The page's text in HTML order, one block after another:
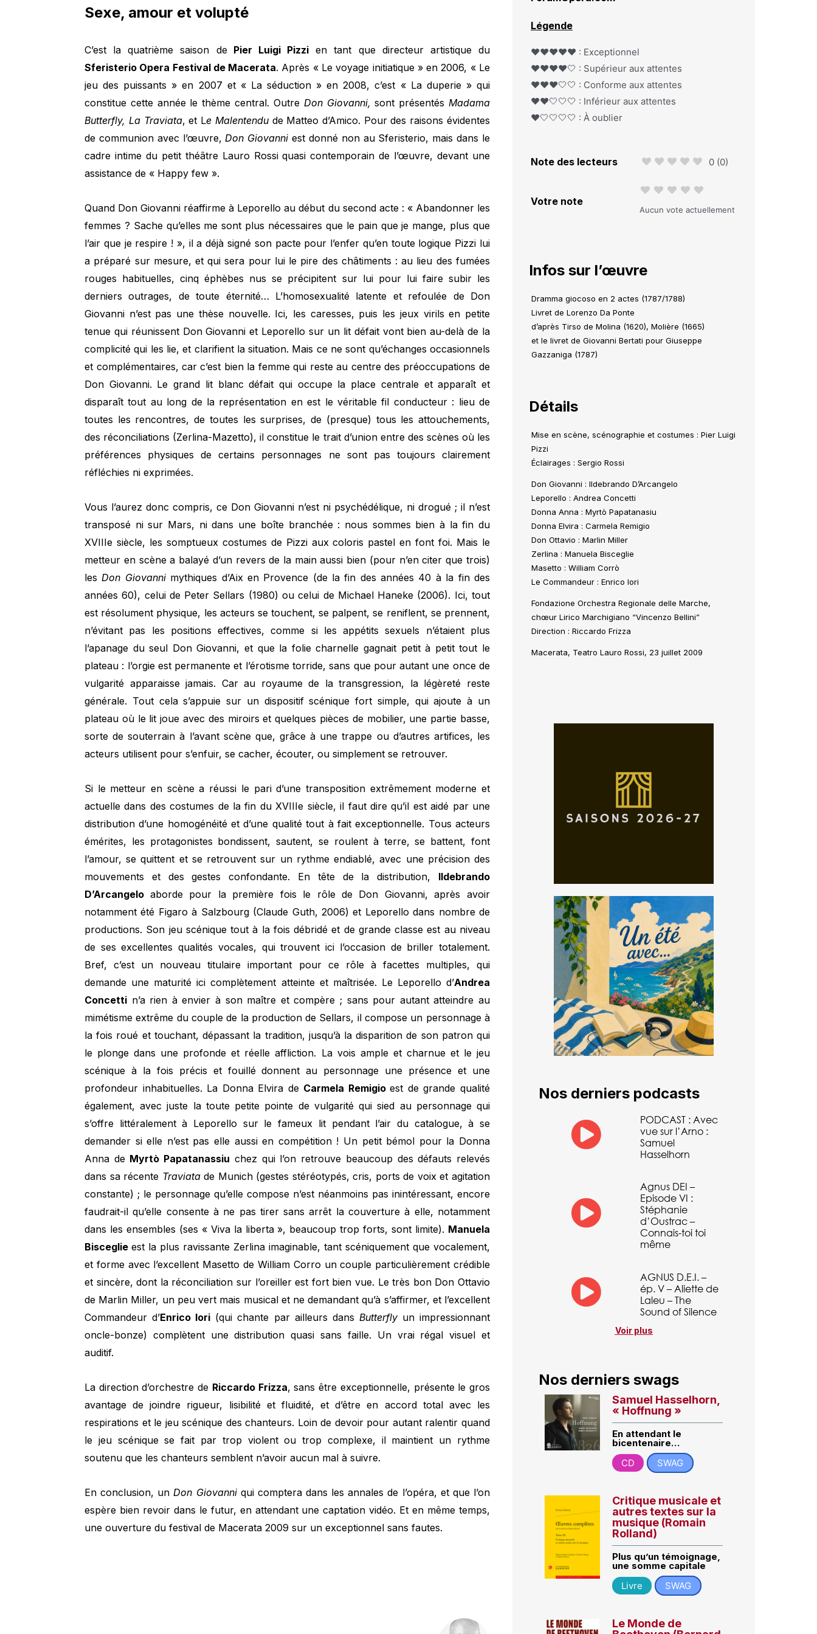
Sexe, amour et volupté
C’est la quatrième saison dePier Luigi Pizzi en tant que directeur artistique du
Sferisterio Opera Festival de Macerata. Après « Le voyage initiatique » en 2006, « Le
jeu des puissants » en 2007 et « La séduction » en 2008, c’est « La duperie » qui
constitue cette année le thème central. Outre Don Giovanni, sont présentés Madama
Butterfly, La Traviata, et Le Malentendude Matteo d’Amico. Pour des raisons évidentes
de communion avec l’œuvre,Don Giovanni est donné non au Sferisterio, mais dans le
cadre intime du petit théâtre Lauro Rossi quasi contemporain de l’œuvre, devant une
assistance de « Happy few ».
Quand Don Giovanni réaffirme à Leporello au début du second acte : « Abandonner les
femmes ? Sache qu’elles me sont plus nécessaires que le pain que je mange, plus que
l’air que je respire ! », il a déjà signé son pacte pour l’enfer qu’en toute logique Pizzi lui
a préparé sur mesure, et qui sera pour lui le pire des châtiments : au lieu des fumées
rouges habituelles, cinq éphèbes nus se précipitent sur lui pour lui faire subir les
derniers outrages, de toute éternité… L’homosexualité latente et refoulée de Don
Giovanni n’est pas une thèse nouvelle. Ici, les caresses, puis les jeux virils en petite
tenue qui réunissent Don Giovanni et Leporello sur un lit défait vont bien au-delà de la
complicité qui les lie, et clarifient la situation. Mais ce ne sont qu’échanges occasionnels
et complémentaires, car c’est bien la femme qui reste au centre des préoccupations de
Don Giovanni. Le grand lit blanc défait qui occupe la place centrale et apparaît et
disparaît tout au long de la représentation en est le véritable fil conducteur : lieu de
toutes les rencontres, de toutes les surprises, de (presque) tous les attouchements,
des réconciliations (Zerlina-Mazetto), il constitue le trait d’union entre des scènes où les
préférences physiques de certains personnages ne sont pas toujours clairement
réfléchies ni exprimées.
Vous l’aurez donc compris, ce Don Giovanni n’est ni psychédélique, ni drogué ; il n’est
transposé ni sur Mars, ni dans une boîte branchée : nous sommes bien à la fin du
XVIIIe siècle, les somptueux costumes de Pizzi aux coloris pastel en font foi. Mais le
metteur en scène a balayé d’un revers de la main aussi bien (pour n’en citer que trois)
lesDon Giovannimythiques d’Aix en Provence (de la fin des années 40 à la fin des
années 60), celui de Peter Sellars (1980) ou celui de Michael Haneke (2006). Ici, tout
est résolument physique, les acteurs se touchent, se palpent, se reniflent, se prennent,
n’évitant pas les positions effectives, comme si les appétits sexuels n’étaient plus
l’apanage du seul Don Giovanni, et que la folie charnelle gagnait petit à petit tout le
plateau : l’orgie est permanente et l’érotisme torride, sans que pour autant une once de
vulgarité apparaisse jamais. Car au royaume de la transgression, la légèreté reste
générale. Tout cela s’appuie sur un dispositif scénique fort simple, qui ajoute à un
plateau où le lit joue avec des miroirs et quelques pièces de mobilier, une partie basse,
sorte de souterrain à l’avant scène que, grâce à une trappe ou d’autres artifices, les
acteurs utilisent pour s’enfuir, se cacher, écouter, ou simplement se retrouver.
Si le metteur en scène a réussi le pari d’une transposition extrêmement moderne et
actuelle dans des costumes de la fin du XVIIIe siècle, il faut dire qu’il est aidé par une
distribution d’une homogénéité et d’une qualité tout à fait exceptionnelle. Tous acteurs
émérites, les protagonistes bondissent, sautent, se roulent à terre, se battent, font
l’amour, se quittent et se retrouvent sur un rythme endiablé, avec une précision des
mouvements et des gestes confondante. En tête de la distribution, Ildebrando
D’Arcangelo aborde pour la première fois le rôle de Don Giovanni, après avoir
notamment été Figaro à Salzbourg (Claude Guth, 2006) et Leporello dans nombre de
productions. Son jeu scénique tout à la fois débridé et de grande classe est au niveau
de ses excellentes qualités vocales, qui trouvent ici l’occasion de briller totalement.
Bref, c’est un nouveau titulaire important pour ce rôle à facettes multiples, qui
demande une maturité ici complètement atteinte et maîtrisée. Le Leporello d’Andrea
Concetti n’a rien à envier à son maître et compère ; sans pour autant atteindre au
mimétisme extrême du couple de la production de Sellars, il compose un personnage à
la fois roué et touchant, dépassant la tradition, jusqu’à la disparition de son patron qui
le plonge dans une profonde et réelle affliction. La vois ample et charnue et le jeu
scénique à la fois précis et fouillé donnent au personnage une présence et une
profondeur inhabituelles. La Donna Elvira de Carmela Remigioest de grande qualité
également, avec juste la toute petite pointe de vulgarité qui sied au personnage qui
s’offre littéralement à Leporello sur le fameux lit pendant l’air du catalogue, à se
demander si elle n’est pas elle aussi en compétition ! Un petit bémol pour la Donna
Anna de Myrtò Papatanassiu chez qui l’on retrouve beaucoup des défauts relevés
dans sa récente Traviatade Munich (gestes stéréotypés, cris, ports de voix et agitation
constante) ; le personnage qu’elle compose n’est néanmoins pas inintéressant, encore
faudrait-il qu’elle consente à ne pas tirer sans arrêt la couverture à elle, notamment
dans les ensembles (ses « Viva la liberta », beaucoup trop forts, sont limite). Manuela
Bisceglieest la plus ravissante Zerlina imaginable, tant scéniquement que vocalement,
et forme avec l’excellent Masetto de William Corro un couple particulièrement crédible
et sincère, dont la réconciliation sur l’oreiller est fort bien vue. Le très bon Don Ottavio
de Marlin Miller, un peu vert mais musical et ne demandant qu’à s’affirmer, et l’excellent
Commandeur d’Enrico Iori (qui chante par ailleurs dans Butterflyun impressionnant
oncle-bonze) complètent une distribution quasi sans faille. Un vrai régal visuel et
auditif.
La direction d’orchestre de Riccardo Frizza, sans être exceptionnelle, présente le gros
avantage de joindre rigueur, lisibilité et fluidité, et d’être en accord total avec les
respirations et le jeu scénique des chanteurs. Loin de devoir pour autant ralentir quand
le jeu scénique se fait par trop violent ou trop complexe, il maintient un rythme
soutenu que les chanteurs semblent n’avoir aucun mal à suivre.
En conclusion, unDon Giovanniqui comptera dans les annales de l’opéra, et que l’on
espère bien revoir dans le futur, en attendant une captation vidéo. Et en même temps,
une ouverture du festival de Macerata 2009 sur un exceptionnel sans fautes.
Légende
❤️❤️❤️❤️❤️ : Exceptionnel
❤️❤️❤️❤️🤍 : Supérieur aux attentes
❤️❤️❤️🤍🤍 : Conforme aux attentes
❤️❤️🤍🤍🤍 : Inférieur aux attentes
❤️🤍🤍🤍🤍 : À oublier
Note des lecteurs 0 (0)
Votre note
Aucun vote actuellement
Infos sur l’œuvre
Dramma giocoso en 2 actes (1787/1788)
Livret de Lorenzo Da Ponte
d’après Tirso de Molina (1620), Molière (1665)
et le livret de Giovanni Bertati pour Giuseppe
Gazzaniga (1787)
Détails
Mise en scène, scénographie et costumes : Pier Luigi
Pizzi
Éclairages : Sergio Rossi
Don Giovanni : Ildebrando D’Arcangelo
Leporello : Andrea Concetti
Donna Anna : Myrtò Papatanasiu
Donna Elvira : Carmela Remigio
Don Ottavio : Marlin Miller
Zerlina : Manuela Bisceglie
Masetto : William Corrò
Le Commandeur : Enrico Iori
Fondazione Orchestra Regionale delle Marche,
chœur Lirico Marchigiano “Vincenzo Bellini”
Direction : Riccardo Frizza
Macerata, Teatro Lauro Rossi, 23 juillet 2009
Nos derniers podcasts
PODCAST : Avec
vue sur l’Arno :
Samuel
Hasselhorn
Agnus DEI –
Episode VI :
Stéphanie
d’Oustrac –
Connais-toi toi
même
AGNUS D.E.I. –
ép. V – Aliette de
Laleu – The
Sound of Silence
Voir plus
Nos derniers swags
Samuel Hasselhorn,
« Hoffnung »
En attendant le
bicentenaire…
CD
SWAG
Critique musicale et
autres textes sur la
musique (Romain
Rolland)
Plus qu’un témoignage,
une somme capitale
Livre
SWAG
Le Monde de